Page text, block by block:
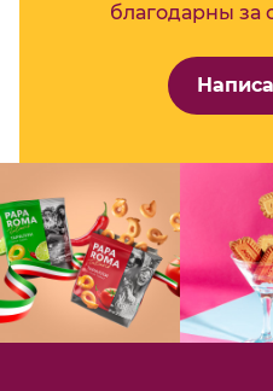
благодарны за